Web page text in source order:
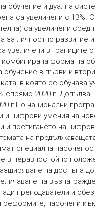
обучение и дуална
са увеличени с 13%.
са увеличени
личностно развитие и
увеличени в границите
комбинирана форма на
в първи и
в която се обучава
спрямо 2020 г.
г.По национални
и цифрови умения на
и постигането на
на
специална
в неравностойно
на достъпа
на
преподаватели и
насочени